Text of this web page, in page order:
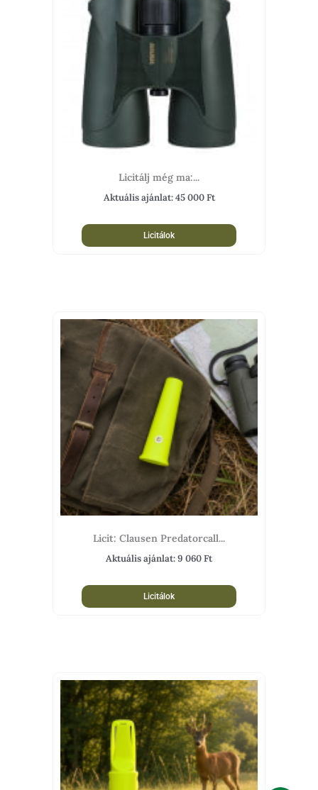
Licitálj még ma:...
Aktuális ajánlat:45 000Ft
Licitálok
Licit: Clausen Predatorcall...
Aktuális ajánlat:9 060Ft
Licitálok